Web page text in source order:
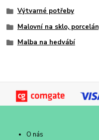
Výtvarné potřeby
Malovní na sklo,
Malba na hedvábí
O nás